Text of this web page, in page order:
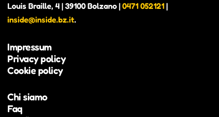
Louis Braille, 4 | 39100 Bolzano | 0471 052121 |
inside@inside.bz.it.
Impressum
Privacy policy
Cookie policy
Chi siamo
Faq